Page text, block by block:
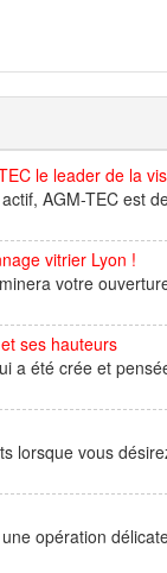
le leader de la
AGM-TEC est
vitrier Lyon !
votre
ses hauteurs
a été crée et
lorsque vous
opération